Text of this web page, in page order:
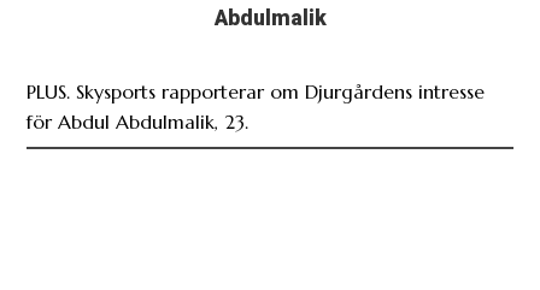
Abdulmalik
PLUS. Skysports rapporterar om Djurgårdens intresse
för Abdul Abdulmalik, 23.